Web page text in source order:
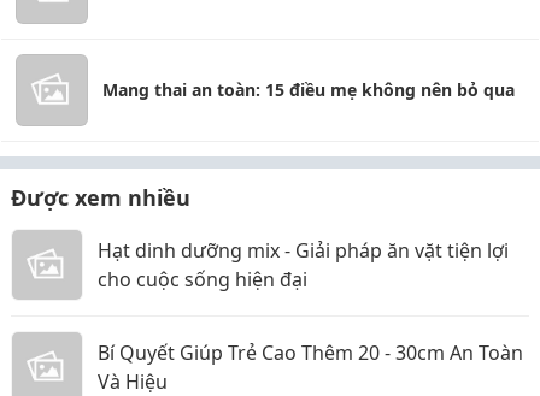
Mang thai an toàn: 15 điều mẹ không nên bỏ qua
Được xem nhiều
Hạt dinh dưỡng mix - Giải pháp ăn vặt tiện lợi
cho cuộc sống hiện đại
Bí Quyết Giúp Trẻ Cao Thêm 20 - 30cm An Toàn
Và Hiệu